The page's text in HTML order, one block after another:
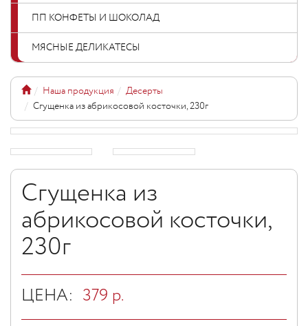
ПП КОНФЕТЫ И ШОКОЛАД
МЯСНЫЕ ДЕЛИКАТЕСЫ
Наша продукция
Десерты
Сгущенка из абрикосовой косточки, 230г
Сгущенка из
абрикосовой косточки,
230г
ЦЕНА: 379 р.